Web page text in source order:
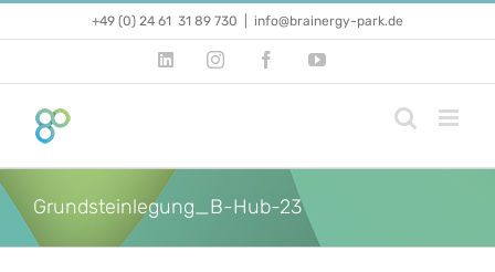
+49 (0) 24 61 31 89 730 info@brainergy-park.de
LinkedInInstagramFacebookYouTube
Grundsteinlegung_B-Hub-23